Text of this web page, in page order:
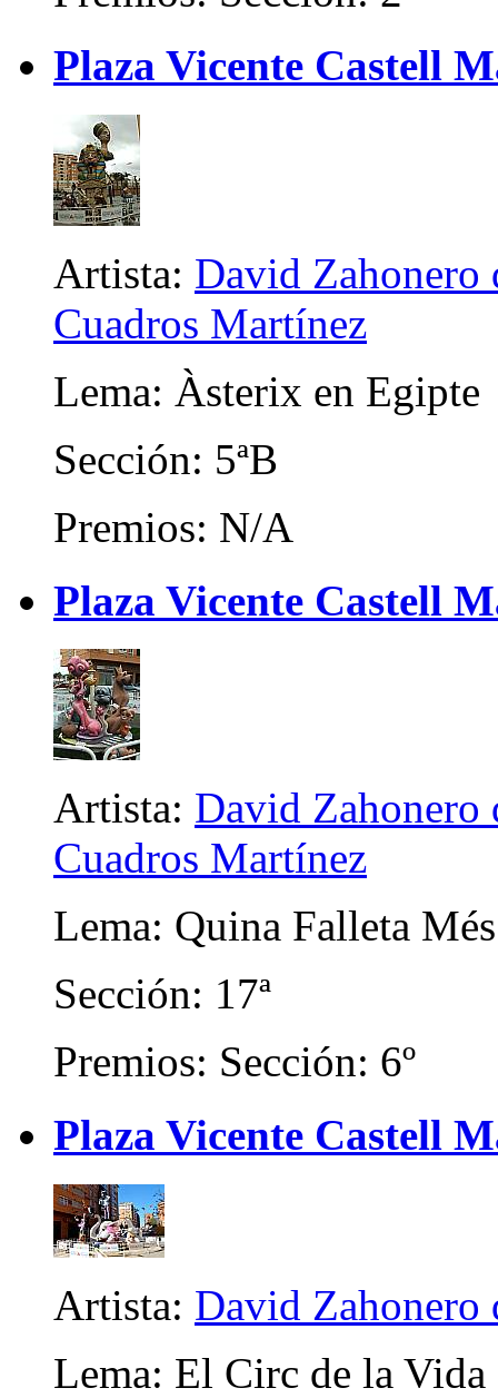
Plaza Vicente Castell
Artista: David Zahonero
Cuadros Martínez
Lema: Àsterix en Egipte
Sección: 5ªB
Premios: N/A
Plaza Vicente Castell
Artista: David Zahonero
Cuadros Martínez
Lema: Quina Falleta
Sección: 17ª
Premios: Sección: 6º
Plaza Vicente Castell
Artista: David Zahonero
Lema: El Circ de la Vida